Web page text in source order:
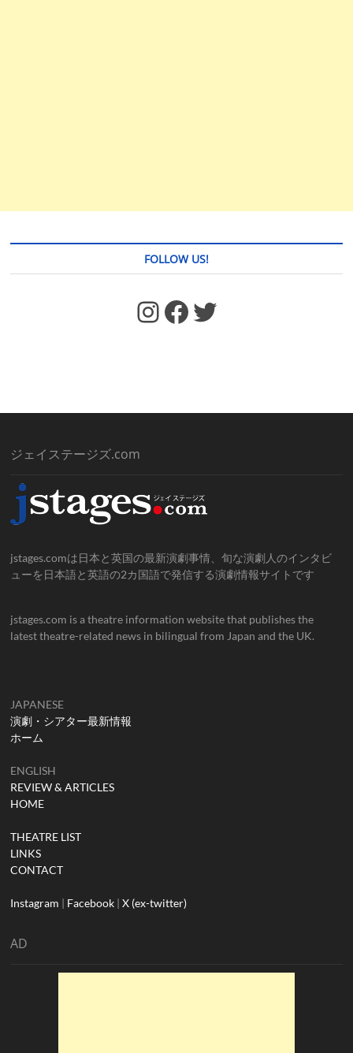
FOLLOW US!
https://www.facebook.com/jstages/ Facebook Twitter
ジェイステージズ.com
jstages.comは日本と英国の最新演劇事情、旬な演劇人のインタビ
ューを日本語と英語の2カ国語で発信する演劇情報サイトです
jstages.com is a theatre information website that publishes the
latest theatre-related news in bilingual from Japan and the UK.
JAPANESE
演劇・シアター最新情報
ホーム
ENGLISH
REVIEW & ARTICLES
HOME
THEATRE LIST
LINKS
CONTACT
Instagram | Facebook |X (ex-twitter)
AD